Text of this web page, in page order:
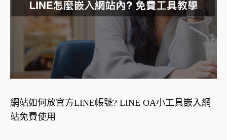
網站如何放官方LINE帳號? LINE OA小工具嵌入網
站免費使用